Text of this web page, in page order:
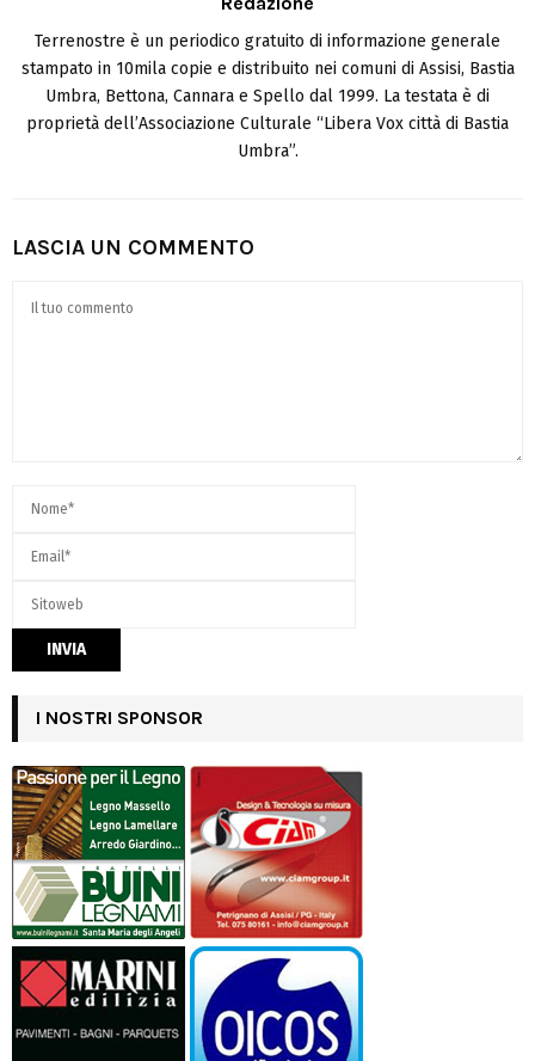
Terrenostre è un periodico gratuito di informazione generale
stampato in 10mila copie e distribuito nei comuni di Assisi, Bastia
Umbra, Bettona, Cannara e Spello dal 1999. La testata è di
proprietà dell’Associazione Culturale “Libera Vox città di Bastia
Umbra”.
LASCIA UN COMMENTO
I NOSTRI SPONSOR